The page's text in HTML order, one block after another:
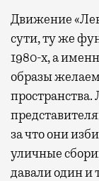
Движение
сути, ту же
1980-х, а
образы
за что они
уличные
давали один и